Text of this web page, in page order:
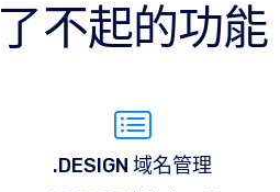
了不起的功能
.DESIGN 域名管理